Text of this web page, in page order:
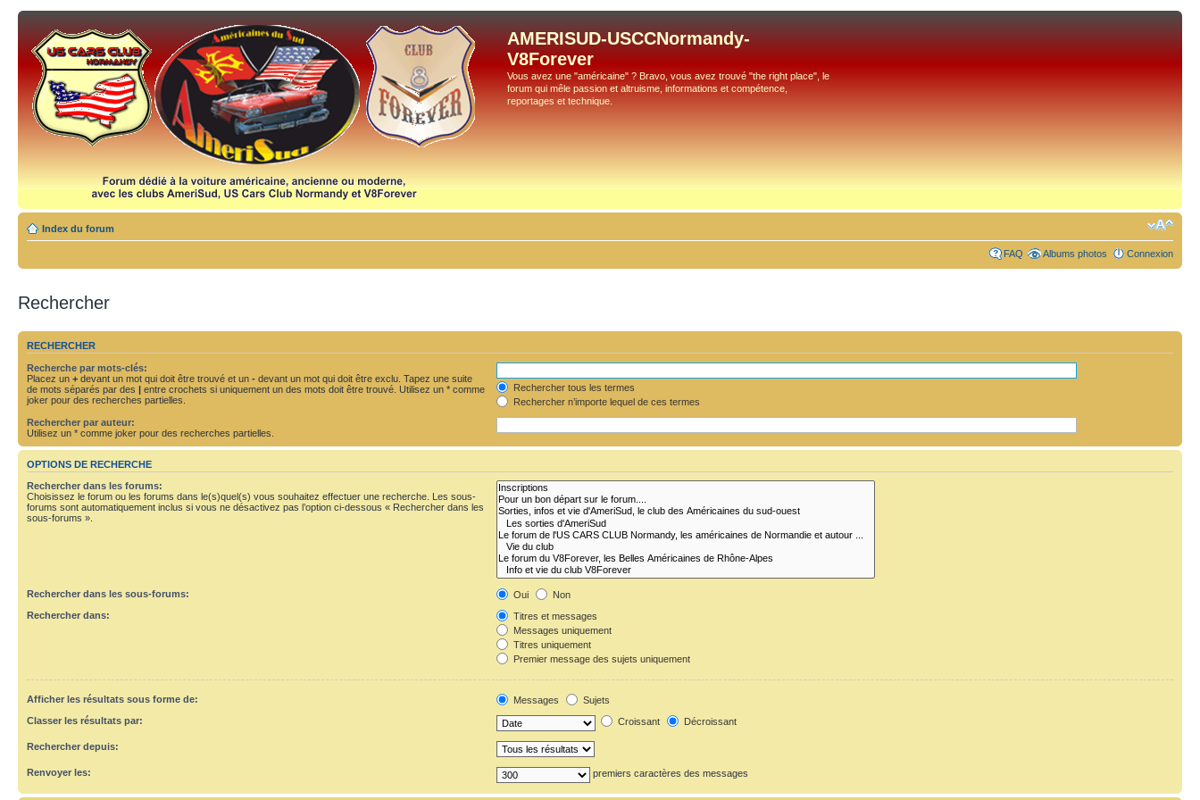
AMERISUD-USCCNormandy-
V8Forever
Vous avez une "américaine" ? Bravo, vous avez trouvé "the right place", le
forum qui mêle passion et altruisme, informations et compétence,
reportages et technique.
Index du forum
FAQ Albums photos Connexion
Rechercher
RECHERCHER
Recherche par mots-clés:
Placez un + devant un mot qui doit être trouvé et un - devant un mot qui doit être exclu. Tapez une suite
de mots séparés par des | entre crochets si uniquement un des mots doit être trouvé. Utilisez un * comme
joker pour des recherches partielles.
Rechercher tous les termes
Rechercher n’importe lequel de ces termes
Rechercher par auteur:
Utilisez un * comme joker pour des recherches partielles.
OPTIONS DE RECHERCHE
Rechercher dans les forums:
Choisissez le forum ou les forums dans le(s)quel(s) vous souhaitez effectuer une recherche. Les sous-
forums sont automatiquement inclus si vous ne désactivez pas l’option ci-dessous « Rechercher dans les
sous-forums ».
Rechercher dans les sous-forums: Oui
Non
Rechercher dans:
Titres et messages
Messages uniquement
Titres uniquement
Premier message des sujets uniquement
Afficher les résultats sous forme de: Messages
Sujets
Classer les résultats par:
Croissant Décroissant
Rechercher depuis:
Renvoyer les: premiers caractères des messages